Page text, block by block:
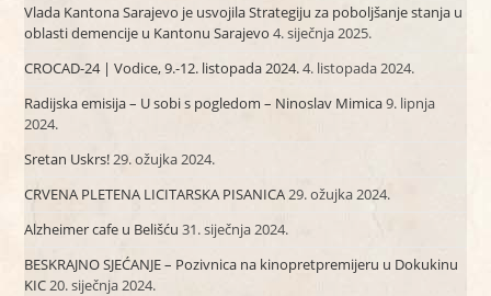
Vlada Kantona Sarajevo je usvojila Strategiju za poboljšanje stanja u
oblasti demencije u Kantonu Sarajevo 4. siječnja 2025.
CROCAD-24 | Vodice, 9.-12. listopada 2024.4. listopada 2024.
Radijska emisija – U sobi s pogledom – Ninoslav Mimica9. lipnja
2024.
Sretan Uskrs!29. ožujka 2024.
CRVENA PLETENA LICITARSKA PISANICA29. ožujka 2024.
Alzheimer cafe u Belišću 31. siječnja 2024.
BESKRAJNO SJEĆANJE – Pozivnica na kinopretpremijeru u Dokukinu
KIC20. siječnja 2024.